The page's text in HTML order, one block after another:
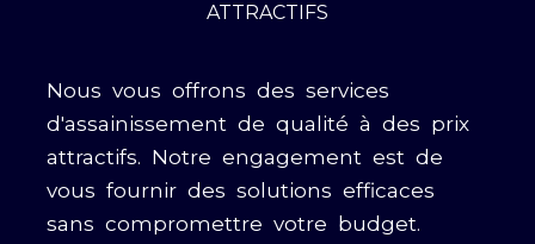
ATTRACTIFS
Nous vous offrons des services
d'assainissement de qualité à des prix
attractifs. Notre engagement est de
vous fournir des solutions efficaces
sans compromettre votre budget.